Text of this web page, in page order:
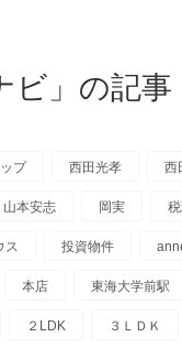
」の記事
プ 西田光孝 西
山本安志 岡実
ス 投資物件
本店 東海大学前駅
２LDK ３ＬＤＫ